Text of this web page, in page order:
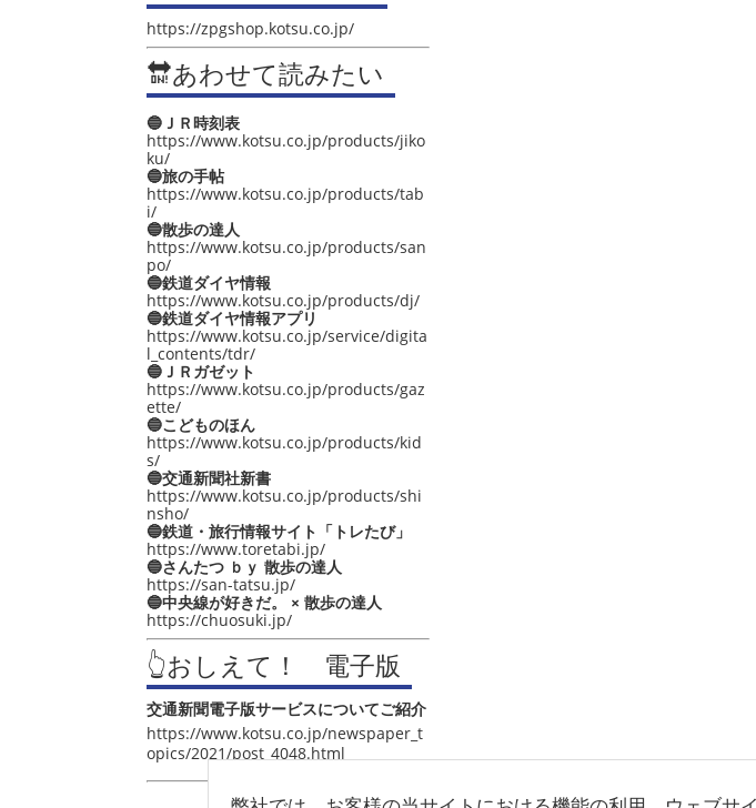
https://zpgshop.kotsu.co.jp/
🔛あわせて読みたい
🔵ＪＲ時刻表
https://www.kotsu.co.jp/products/jiko
ku/
🔵旅の手帖
https://www.kotsu.co.jp/products/tab
i/
🔵散歩の達人
https://www.kotsu.co.jp/products/san
po/
🔵鉄道ダイヤ情報
https://www.kotsu.co.jp/products/dj/
🔵鉄道ダイヤ情報アプリ
https://www.kotsu.co.jp/service/digita
l_contents/tdr/
🔵ＪＲガゼット
https://www.kotsu.co.jp/products/gaz
ette/
🔵こどものほん
https://www.kotsu.co.jp/products/kid
s/
🔵交通新聞社新書
https://www.kotsu.co.jp/products/shi
nsho/
🔵鉄道・旅行情報サイト「トレたび」
https://www.toretabi.jp/
🔵さんたつ ｂｙ 散歩の達人
https://san-tatsu.jp/
🔵中央線が好きだ。 × 散歩の達人
https://chuosuki.jp/
👆おしえて！ 電子版
交通新聞電子版サービスについてご紹介
https://www.kotsu.co.jp/newspaper_t
opics/2021/post_4048.html